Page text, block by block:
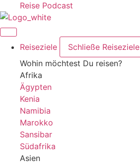
Reise Podcast
Reiseziele Schließe Reiseziele
Wohin möchtest Du reisen?
Afrika
Ägypten
Kenia
Namibia
Marokko
Sansibar
Südafrika
Asien